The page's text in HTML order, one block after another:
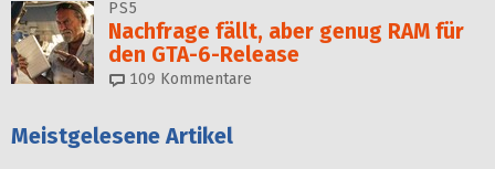
PS5
Nachfrage fällt, aber genug RAM für
den GTA-6-Release
109 Kommentare
Meistgelesene Artikel